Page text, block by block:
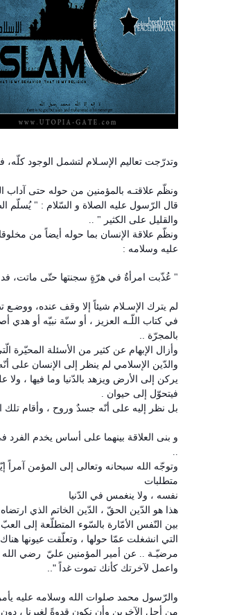
وتدرّجت تعاليم الإسـلام لتشمل الوجود كلّه،
ونظّم علاقتـه بالمؤمنين من حوله حتى آداب
قال الرّسول عليه الصلاة و السّلام : " يُسلّم
والقليل على الكثير " ..
ونظّم علاقة الإنسان بما حوله أيضاً من
عليه وسلامه :
" عُذّبت امرأةٌ في هرّةٍ سجنتها حتّى ماتت،
لم يترك الإسـلام شيئاً إلا وقف عنده، ووضـع
في كتاب اللّـه العزيز ، أو سنّة نبيّه أو هدي
بالمجرّة ..
وأزال الإبهام عن كثير من الأسئلة
والدّين الإسلامي لم ينظر إلى الإنسان على
يركن إلى الأرض ويزهد بالدّنيا وما فيها ،
فيتحوّل إلى حيوان .
بل نظر إليه على أنّه جسدٌ وروح ، وأقام تلك
و بنى العلاقة بينهما على أساس يخدم الفرد
..
وتوجّه الله سبحانه وتعالى إلى المؤمن آمراً
متطلبات
نفسه ، ولا ينغمس في الدّنيا
هذا هو الدّين الحقّ ، الدّين الخاتم الذي
بين النّفس الأمّارة بالسّوء المتطلّعة إلى
التي انشغلت عمّا حولها ، وتعلّقت عيونها
مرضيّـة .. عن أمير المؤمنين عليّ رضي الله
واعمل لآخرتك كأنك تموت غداً "..
والرّسول محمد صلوات الله وسلامه عليه
من أجل الآخرين وأن نكون قدوةً لغيرنا ، دون